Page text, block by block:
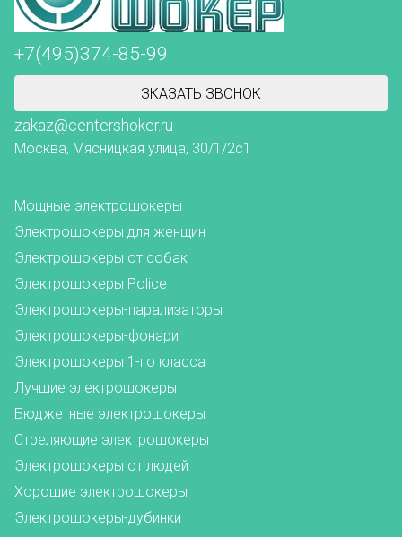
+7(495)374-85-99
ЗКАЗАТЬ ЗВОНОК
zakaz@centershoker.ru
Москва, Мясницкая улица, 30/1/2с1
Мощные электрошокеры
Электрошокеры для женщин
Электрошокеры от собак
Электрошокеры Police
Электрошокеры-парализаторы
Электрошокеры-фонари
Электрошокеры 1-го класса
Лучшие электрошокеры
Бюджетные электрошокеры
Стреляющие электрошокеры
Электрошокеры от людей
Хорошие электрошокеры
Электрошокеры-дубинки